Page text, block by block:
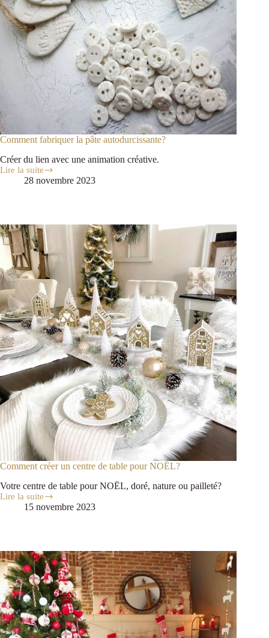
Comment fabriquer la pâte autodurcissante?
Créer du lien avec une animation créative.
Lire la suite
28 novembre 2023
Comment créer un centre de table pour NOËL?
Votre centre de table pour NOËL, doré, nature ou pailleté?
Lire la suite
15 novembre 2023